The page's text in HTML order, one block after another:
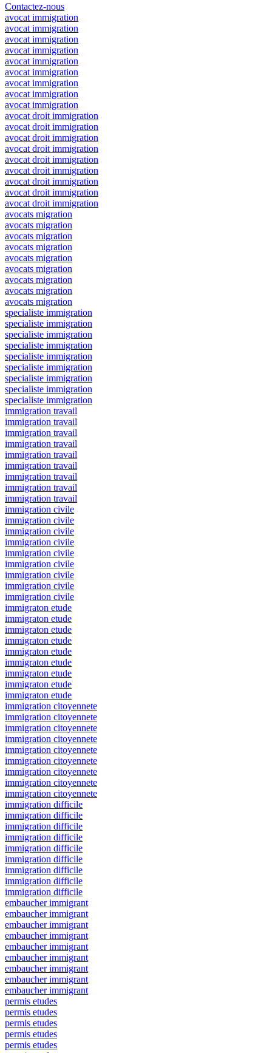
Contactez-nous
avocat immigration
avocat immigration
avocat immigration
avocat immigration
avocat immigration
avocat immigration
avocat immigration
avocat immigration
avocat immigration
avocat droit immigration
avocat droit immigration
avocat droit immigration
avocat droit immigration
avocat droit immigration
avocat droit immigration
avocat droit immigration
avocat droit immigration
avocat droit immigration
avocats migration
avocats migration
avocats migration
avocats migration
avocats migration
avocats migration
avocats migration
avocats migration
avocats migration
specialiste immigration
specialiste immigration
specialiste immigration
specialiste immigration
specialiste immigration
specialiste immigration
specialiste immigration
specialiste immigration
specialiste immigration
immigration travail
immigration travail
immigration travail
immigration travail
immigration travail
immigration travail
immigration travail
immigration travail
immigration travail
immigration civile
immigration civile
immigration civile
immigration civile
immigration civile
immigration civile
immigration civile
immigration civile
immigration civile
immigraton etude
immigraton etude
immigraton etude
immigraton etude
immigraton etude
immigraton etude
immigraton etude
immigraton etude
immigraton etude
immigration citoyennete
immigration citoyennete
immigration citoyennete
immigration citoyennete
immigration citoyennete
immigration citoyennete
immigration citoyennete
immigration citoyennete
immigration citoyennete
immigration difficile
immigration difficile
immigration difficile
immigration difficile
immigration difficile
immigration difficile
immigration difficile
immigration difficile
immigration difficile
embaucher immigrant
embaucher immigrant
embaucher immigrant
embaucher immigrant
embaucher immigrant
embaucher immigrant
embaucher immigrant
embaucher immigrant
embaucher immigrant
permis etudes
permis etudes
permis etudes
permis etudes
permis etudes